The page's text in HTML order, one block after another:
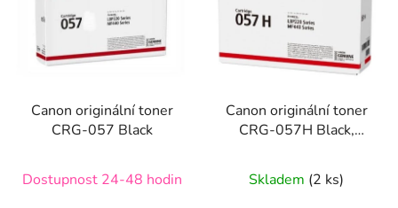
Canon originální toner
CRG-057 Black
Dostupnost 24-48 hodin
Canon originální toner
CRG-057H Black,
Skladem (2 ks)